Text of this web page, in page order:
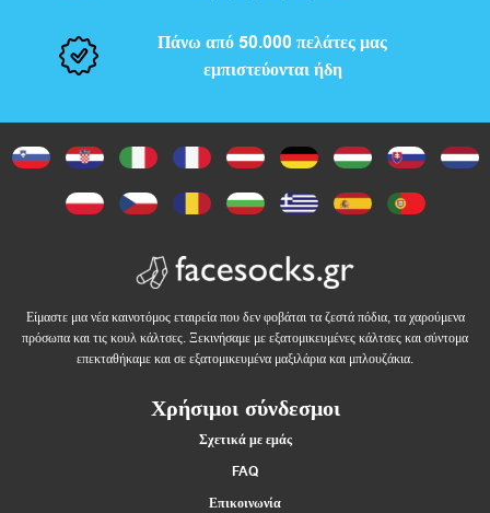
Πάνω από 50.000 πελάτες μας
εμπιστεύονται ήδη
Είμαστε μια νέα καινοτόμος εταιρεία που δεν φοβάται τα ζεστά πόδια, τα χαρούμενα
πρόσωπα και τις κουλ κάλτσες. Ξεκινήσαμε με εξατομικευμένες κάλτσες και σύντομα
επεκταθήκαμε και σε εξατομικευμένα μαξιλάρια και μπλουζάκια.
Χρήσιμοι σύνδεσμοι
Σχετικά με εμάς
FAQ
Επικοινωνία